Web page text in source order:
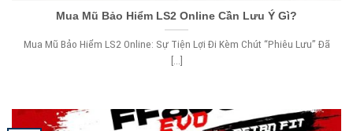
Mua Mũ Bảo Hiểm LS2 Online Cần Lưu Ý Gì?
Mua Mũ Bảo Hiểm LS2 Online: Sự Tiện Lợi Đi Kèm Chút “Phiêu Lưu” Đã
[...]